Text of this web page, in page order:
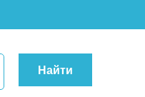
Найти